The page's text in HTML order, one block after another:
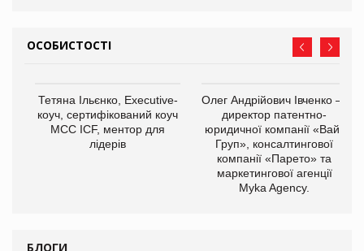
ОСОБИСТОСТІ
Тетяна Ільєнко, Executive-
коуч, сертифікований коуч
МСС ICF, ментор для
лідерів
Олег Андрійович Івченко —
директор патентно-
юридичної компанії «Вайз
Груп», консалтингової
компанії «Парето» та
маркетингової агенції
Myka Agency.
БЛОГИ